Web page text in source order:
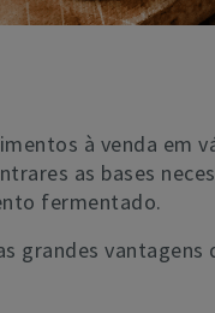
à venda em
as bases
fermentado.
grandes